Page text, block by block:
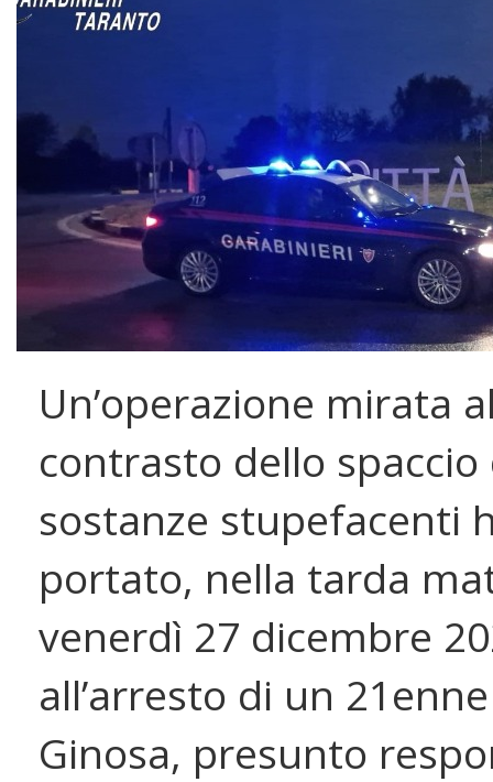
Un’operazione mirata
contrasto dello spaccio
sostanze stupefacenti
portato, nella tarda
venerdì 27 dicembre
all’arresto di un
Ginosa, presunto